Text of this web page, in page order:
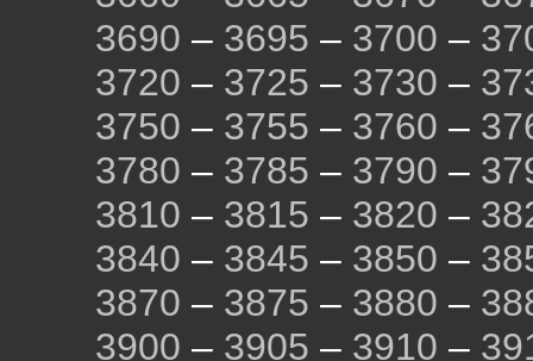
3690 – 3695 – 3700 –
3720 – 3725 – 3730 –
3750 – 3755 – 3760 –
3780 – 3785 – 3790 –
3810 – 3815 – 3820 –
3840 – 3845 – 3850 –
3870 – 3875 – 3880 –
3900 – 3905 – 3910 –